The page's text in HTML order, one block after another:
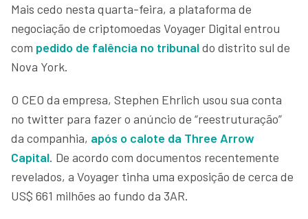
Mais cedo nesta quarta-feira, a plataforma de
negociação de criptomoedas Voyager Digital entrou
com pedido de falência no tribunaldo distrito sul de
Nova York.
O CEO da empresa, Stephen Ehrlich usou sua conta
no twitter para fazer o anúncio de “reestruturação”
da companhia, após o calote da Three Arrow
Capital. De acordo com documentos recentemente
revelados, a Voyager tinha uma exposição de cerca de
US$ 661 milhões ao fundo da 3AR.